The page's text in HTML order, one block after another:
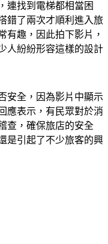
連找到電梯都相當困
錯了兩次才順利進入旅
有趣，因此拍下影片，
人紛紛形容這樣的設計
安全，因為影片中顯示
應表示，有民眾對於消
查，確保旅店的安全
是引起了不少旅客的興